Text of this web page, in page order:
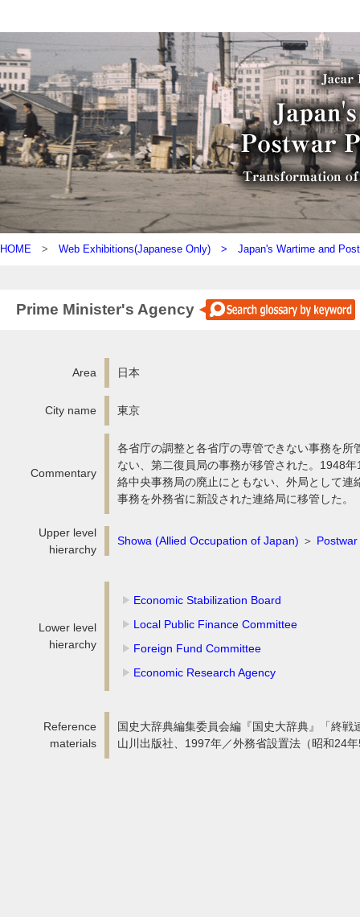
HOME > Web Exhibitions(Japanese Only) > Japan's Wartime and
Prime Minister's Agency
Area 日本
City name 東京
Commentary
各省庁の調整と各省庁の専管できない事務を
ない、第二復員局の事務が移管された。1948
絡中央事務局の廃止にともない、外局として
事務を外務省に新設された連絡局に移管した。
Upper level
hierarchy
Showa (Allied Occupation of Japan) ＞
Lower level
hierarchy
Economic Stabilization Board
Local Public Finance Committee
Foreign Fund Committee
Economic Research Agency
Reference
materials
国史大辞典編集委員会編『国史大辞典』「終
山川出版社、1997年／外務省設置法（昭和24